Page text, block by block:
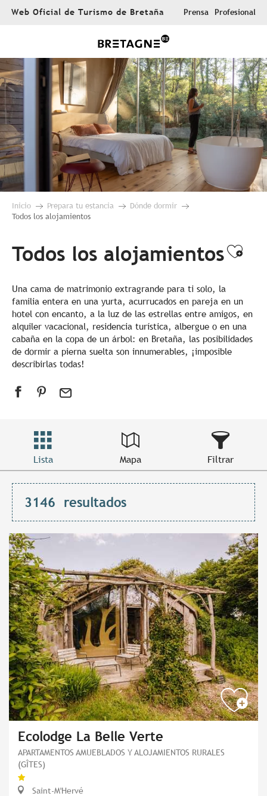
AllerWeb Oficial de Turismo de Bretaña Prensa Profesional
Inicio Prepara tu estancia
Dónde dormir
Todos los alojamientos
Todos los alojamientos
Una cama de matrimonio extragrande para ti solo, la
familia entera en una yurta, acurrucados en pareja en un
hotel con encanto, a la luz de las estrellas entre amigos, en
alquiler vacacional, residencia turística, albergue o en una
cabaña en la copa de un árbol: en Bretaña, las posibilidades
de dormir a pierna suelta son innumerables, ¡imposible
describirlas todas!
Lista Mapa Filtrar
3146 resultados
Ecolodge La Belle Verte
APARTAMENTOS AMUEBLADOS Y ALOJAMIENTOS RURALES
(GÎTES)
Saint-M'Hervé